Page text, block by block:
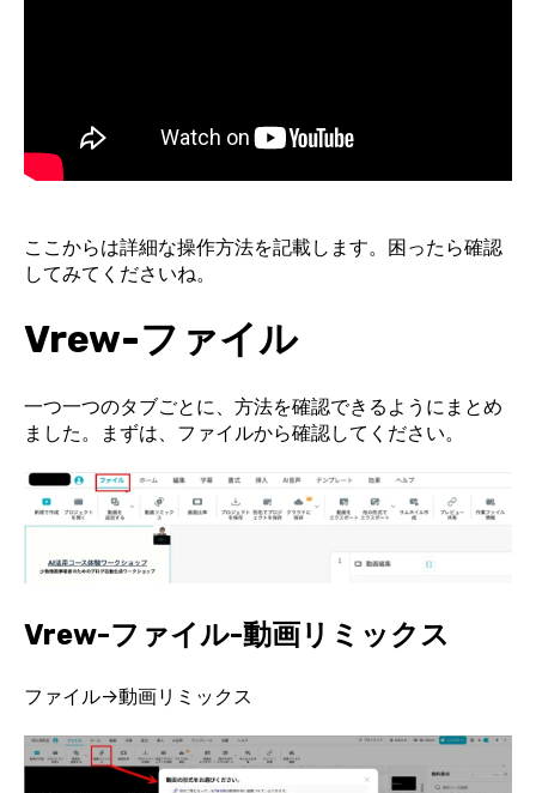
ここからは詳細な操作方法を記載します。困ったら確認
してみてくださいね。
Vrew-ファイル
一つ一つのタブごとに、方法を確認できるようにまとめ
ました。まずは、ファイルから確認してください。
Vrew-ファイル-動画リミックス
ファイル→動画リミックス